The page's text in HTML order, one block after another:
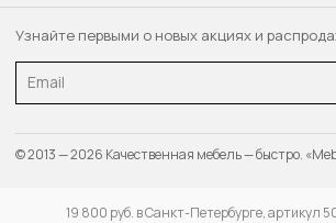
19 800 руб. в Санкт-Петербурге, артикул
Узнайте первыми о новых акциях и
© 2013 — 2026 Качественная мебель — быстро.